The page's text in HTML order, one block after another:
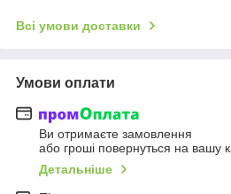
Всі умови доставки
Умови оплати
Ви отримаєте замовлення
або гроші повернуться на вашу
Детальніше